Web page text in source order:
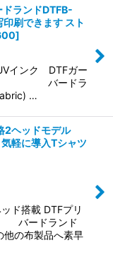
ランドDTFB-
刷できます スト
]
DTFガー
バードラ
…
2ヘッドモデル
軽に導入Tシャツ
DTFプリ
ランド
他の布製品へ素早